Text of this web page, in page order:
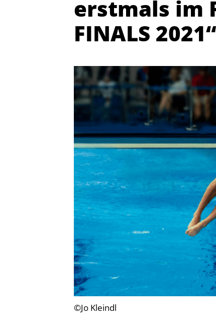
FINALS 2021“
©Jo Kleindl
Quicklinks
Vereinsfinder
Lizenzwesen
Zentrale Hinweisstelle
Recht auf sicheren